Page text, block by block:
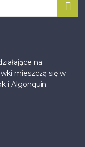
na
mieszczą się w
i Algonquin.